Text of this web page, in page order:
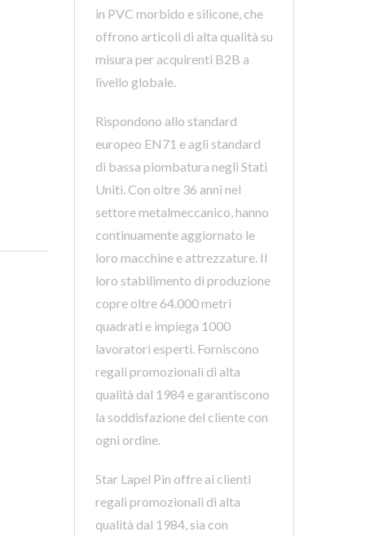
in PVC morbido e silicone, che
offrono articoli di alta qualità su
misura per acquirenti B2B a
livello globale.
Rispondono allo standard
europeo EN71 e agli standard
di bassa piombatura negli Stati
Uniti. Con oltre 36 anni nel
settore metalmeccanico, hanno
continuamente aggiornato le
loro macchine e attrezzature. Il
loro stabilimento di produzione
copre oltre 64.000 metri
quadrati e impiega 1000
lavoratori esperti. Forniscono
regali promozionali di alta
qualità dal 1984 e garantiscono
la soddisfazione del cliente con
ogni ordine.
Star Lapel Pin offre ai clienti
regali promozionali di alta
qualità dal 1984, sia con